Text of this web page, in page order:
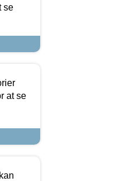
se
at se